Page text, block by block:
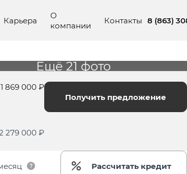
Карьера
О
компании
Контакты 8 (863)
Ещё 21 фото
1 869 000 ₽
279 000 ₽
Получить предложение
Рассчитать кредит